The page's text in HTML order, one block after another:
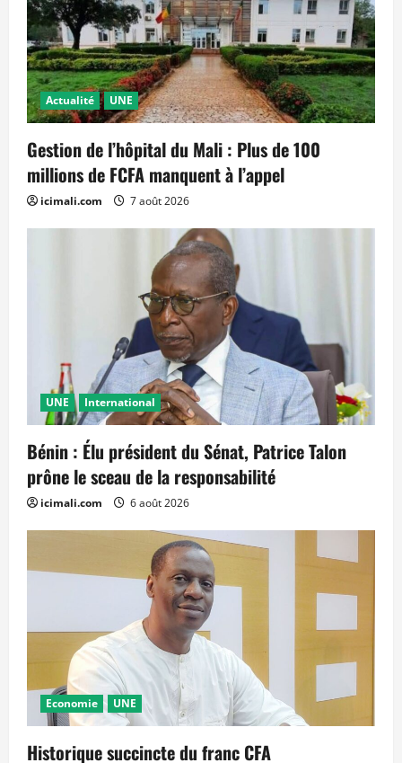
Actualité UNE
Gestion de l’hôpital du Mali : Plus de 100
millions de FCFA manquent à l’appel
icimali.com 7 août 2026
UNE International
Bénin : Élu président du Sénat, Patrice Talon
prône le sceau de la responsabilité
icimali.com 6 août 2026
Economie UNE
Historique succincte du franc CFA